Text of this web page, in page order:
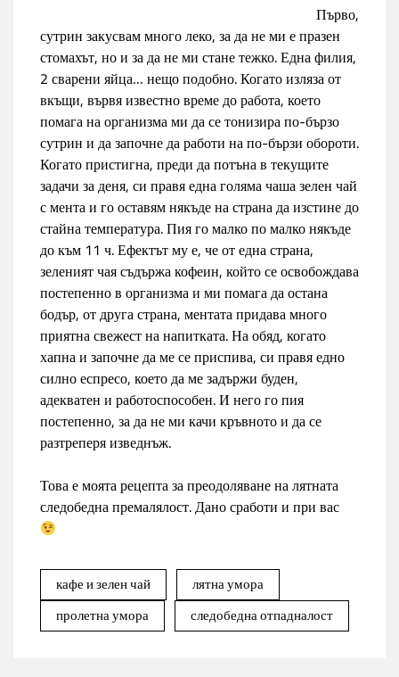
Първо,
сутрин закусвам много леко, за да не ми е празен
стомахът, но и за да не ми стане тежко. Една филия,
2 сварени яйца… нещо подобно. Когато изляза от
вкъщи, вървя известно време до работа, което
помага на организма ми да се тонизира по-бързо
сутрин и да започне да работи на по-бързи обороти.
Когато пристигна, преди да потъна в текущите
задачи за деня, си правя една голяма чаша зелен чай
с мента и го оставям някъде на страна да изстине до
стайна температура. Пия го малко по малко някъде
до към 11 ч. Ефектът му е, че от една страна,
зеленият чая съдържа кофеин, който се освобождава
постепенно в организма и ми помага да остана
бодър, от друга страна, ментата придава много
приятна свежест на напитката. На обяд, когато
хапна и започне да ме се приспива, си правя едно
силно еспресо, което да ме задържи буден,
адекватен и работоспособен. И него го пия
постепенно, за да не ми качи кръвното и да се
разтреперя изведнъж.
Това е моята рецепта за преодоляване на лятната
следобедна премалялост. Дано сработи и при вас
кафе и зелен чай
лятна умора
пролетна умора
следобедна отпадналост